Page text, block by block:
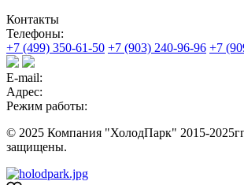
Контакты
Телефоны:
+7 (499) 350-61-50 +7 (903) 240-96-96 +7
E-mail:
Адрес:
Режим работы:
© 2025 Компания "ХолодПарк" 2015-
защищены.